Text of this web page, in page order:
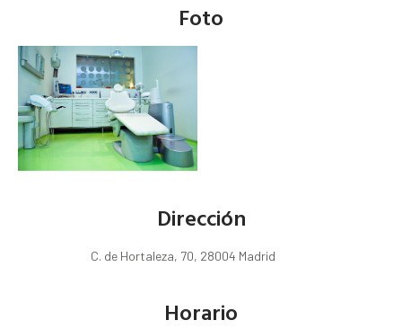
Foto
Dirección
C. de Hortaleza, 70, 28004 Madrid
Horario